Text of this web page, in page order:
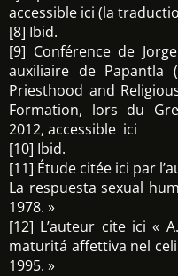
accessible ici (la
[8] Ibid.
[9] Conférence de
auxiliaire de Papantla
Priesthood and
Formation, lors du
2012, accessible ici
[10] Ibid.
[11] Étude citée ici par
La respuesta sexual
1978. »
[12] L’auteur cite ici «
maturitá affettiva nel
1995. »